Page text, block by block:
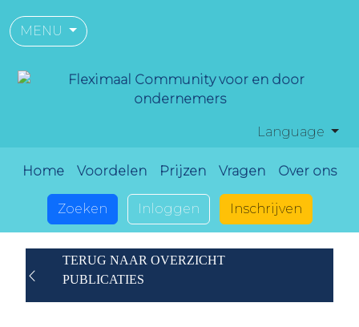
MENU
Language
Home Voordelen Prijzen Vragen Over ons
Zoeken Inloggen Inschrijven
TERUG NAAR OVERZICHT
PUBLICATIES